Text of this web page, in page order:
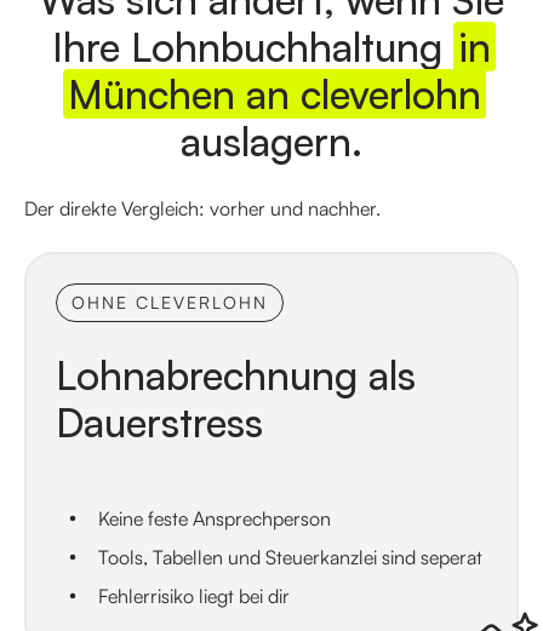
Ihre Lohnbuchhaltung in
München an cleverlohn
auslagern.
Der direkte Vergleich: vorher und nachher.
OHNE CLEVERLOHN
Lohnabrechnung als
Dauerstress
Keine feste Ansprechperson
Tools, Tabellen und Steuerkanzlei sind seperat
Fehlerrisiko liegt bei dir